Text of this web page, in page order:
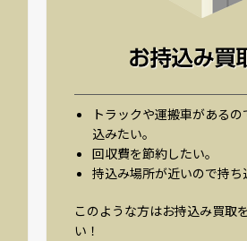
トラックや運搬車がある
込みたい。
回収費を節約したい。
持込み場所が近いので持ち
このような方はお持込み買取
い！